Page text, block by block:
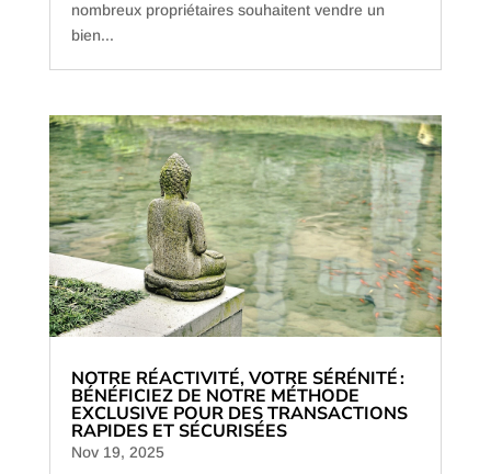
nombreux propriétaires souhaitent vendre un
bien...
NOTRE RÉACTIVITÉ, VOTRE SÉRÉNITÉ :
BÉNÉFICIEZ DE NOTRE MÉTHODE
EXCLUSIVE POUR DES TRANSACTIONS
RAPIDES ET SÉCURISÉES
Nov 19, 2025